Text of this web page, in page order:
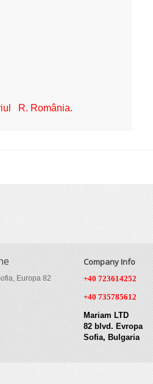
R. România.
Europa 82
Company Info
+40 723614252
+40 735785612
Mariam LTD
82 blvd. Evropa
Sofia, Bulgaria